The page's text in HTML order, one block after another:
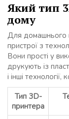
Який тип
дому
Для домашнього
пристрої з
Вони прості у
друкують із
і інші
Тип 3D-
принтера